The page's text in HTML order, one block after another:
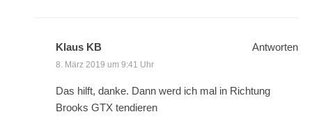
Klaus KB
8. März 2019 um 9:41 Uhr
Das hilft, danke. Dann werd ich mal in Richtung
Brooks GTX tendieren
Antworten